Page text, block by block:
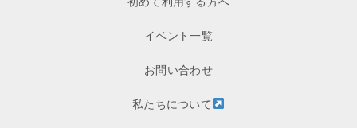
イベント一覧
お問い合わせ
私たちについて